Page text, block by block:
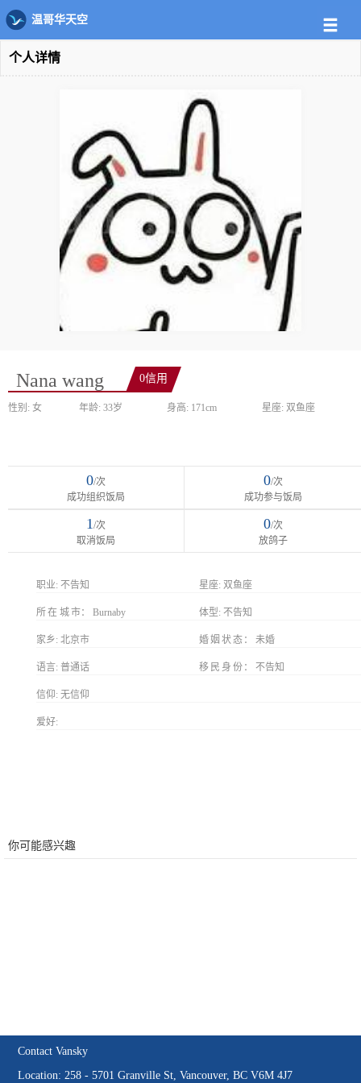
温哥华天空
个人详情
Nana wang 0信用
性别: 女 年龄: 33岁 身高: 171cm 星座: 双鱼座
0/次
成功组织饭局
0/次
成功参与饭局
1/次
取消饭局
0/次
放鸽子
职业: 不告知 星座: 双鱼座
所在城市 Burnaby 体型: 不告知
家乡: 北京市 婚姻状态 未婚
语言: 普通话 移民身份 不告知
信仰: 无信仰
爱好:
你可能感兴趣
Contact Vansky
Location: 258 - 5701 Granville St, Vancouver, BC V6M 4J7